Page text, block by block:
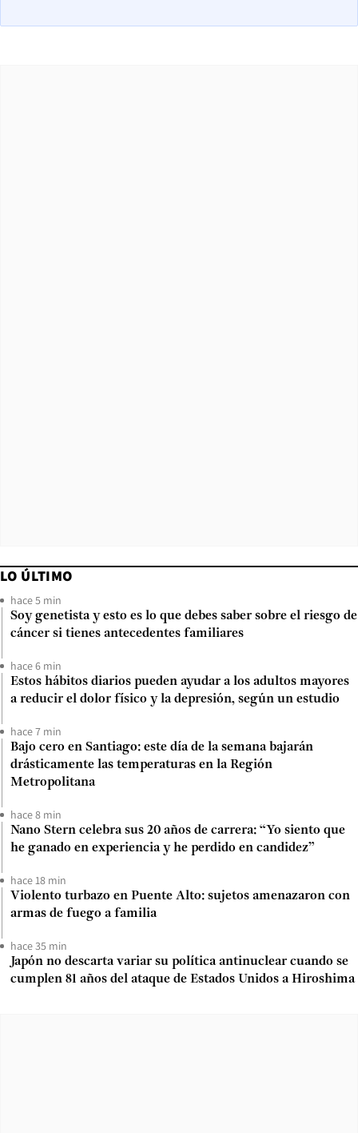
LO ÚLTIMO
hace 5 min
Soy genetista y esto es lo que debes saber sobre el riesgo de
cáncer si tienes antecedentes familiares
hace 6 min
Estos hábitos diarios pueden ayudar a los adultos mayores
a reducir el dolor físico y la depresión, según un estudio
hace 7 min
Bajo cero en Santiago: este día de la semana bajarán
drásticamente las temperaturas en la Región
Metropolitana
hace 8 min
Nano Stern celebra sus 20 años de carrera: “Yo siento que
he ganado en experiencia y he perdido en candidez”
hace 18 min
Violento turbazo en Puente Alto: sujetos amenazaron con
armas de fuego a familia
hace 35 min
Japón no descarta variar su política antinuclear cuando se
cumplen 81 años del ataque de Estados Unidos a Hiroshima